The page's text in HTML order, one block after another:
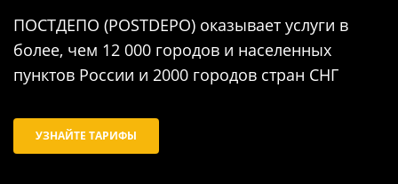
ПОСТДЕПО (POSTDEPO) оказывает услуги в
более, чем 12 000 городов и населенных
пунктов России и 2000 городов стран СНГ
УЗНАЙТЕ ТАРИФЫ